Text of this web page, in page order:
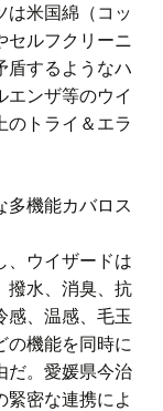
は米国綿（コッ
セルフクリーニ
盾するようなハ
エンザ等のウイ
のトライ＆エラ
多機能カバロス
ウイザードは
撥水、消臭、抗
感、温感、毛玉
の機能を同時に
だ。愛媛県今治
緊密な連携によ